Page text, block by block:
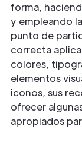
forma,
y empleando
punto de
correcta
colores,
elementos
iconos, sus
ofrecer
apropiados